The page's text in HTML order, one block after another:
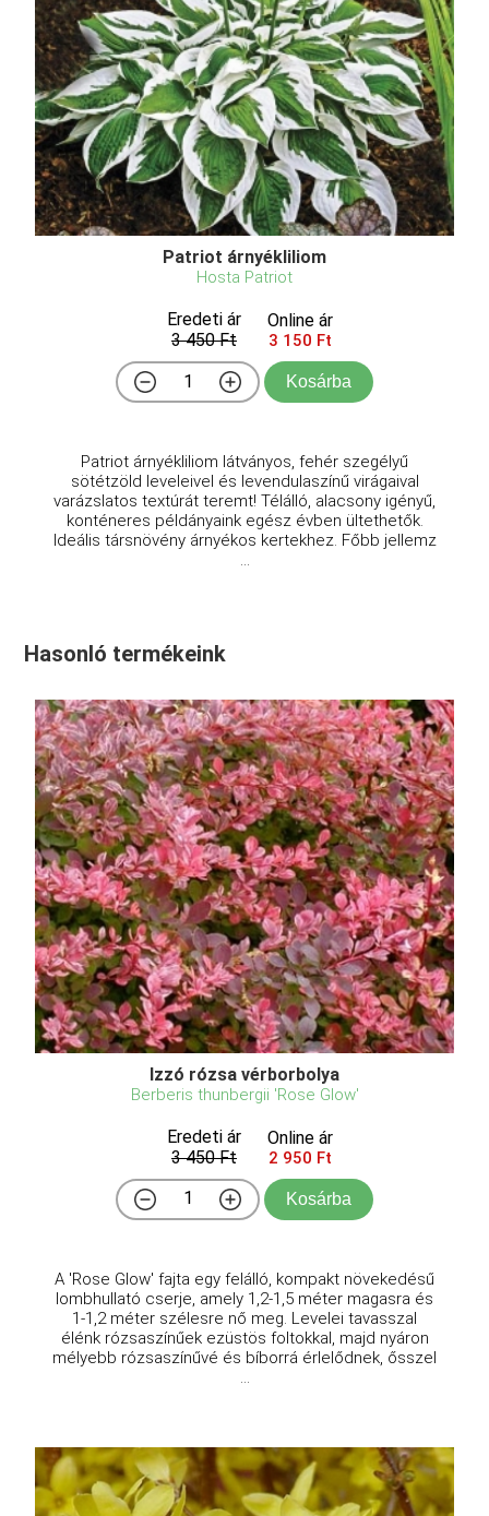
Patriot árnyékliliom
Hosta Patriot
Eredeti ár
3 450 Ft
Online ár
3 150 Ft
Kosárba
Patriot árnyékliliom látványos, fehér szegélyű
sötétzöld leveleivel és levendulaszínű virágaival
varázslatos textúrát teremt! Télálló, alacsony igényű,
konténeres példányaink egész évben ültethetők.
Ideális társnövény árnyékos kertekhez. Főbb jellemz
...
Hasonló termékeink
Izzó rózsa vérborbolya
Berberis thunbergii 'Rose Glow'
Eredeti ár
3 450 Ft
Online ár
2 950 Ft
Kosárba
A 'Rose Glow' fajta egy felálló, kompakt növekedésű
lombhullató cserje, amely 1,2-1,5 méter magasra és
1-1,2 méter szélesre nő meg. Levelei tavasszal
élénk rózsaszínűek ezüstös foltokkal, majd nyáron
mélyebb rózsaszínűvé és bíborrá érlelődnek, ősszel
...